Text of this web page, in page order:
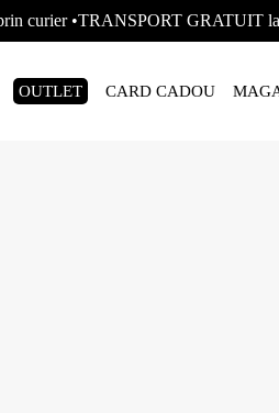
curier •TRANSPORT GRATUIT
OUTLET CARD CADOU